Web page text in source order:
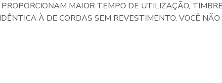
MAIOR TEMPO DE UTILIZAÇÃO, TIMBRE
À DE CORDAS SEM REVESTIMENTO. VOCÊ NÃO